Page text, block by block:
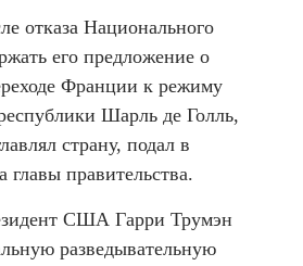
отказа Национального
его предложение о
Франции к режиму
Шарль де Голль,
страну, подал в
главы правительства.
США Гарри Трумэн
разведывательную